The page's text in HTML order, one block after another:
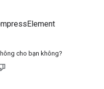
cho bạn không?